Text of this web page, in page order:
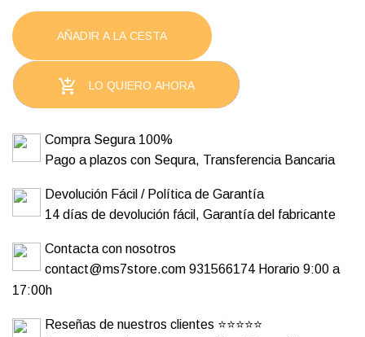
AÑADIR A LA CESTA
 LO QUIERO AHORA
Compra Segura 100%
Pago a plazos con Sequra, Transferencia Bancaria
Devolución Fácil / Política de Garantía
14 días de devolución fácil, Garantía del fabricante
Contacta con nosotros
contact@ms7store.com 931566174 Horario 9:00 a
17:00h
Reseñas de nuestros clientes ⭐⭐⭐⭐⭐